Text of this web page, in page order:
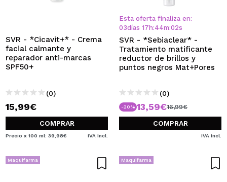
SVR - *Cicavit+* - Crema
facial calmante y
reparador anti-marcas
SPF50+
(0)
15,99€
COMPRAR
Precio x 100 ml: 39,98€ IVA Incl.
Esta oferta finaliza en:
03días 17 h:44m:01s
SVR - *Sebiaclear* -
Tratamiento matificante
reductor de brillos y
puntos negros Mat+Pores
(0)
-20% 13,59€16,99€
COMPRAR
IVA Incl.
Maquifarma Maquifarma